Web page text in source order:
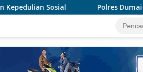
Polres Dumai Bersama Polda Riau